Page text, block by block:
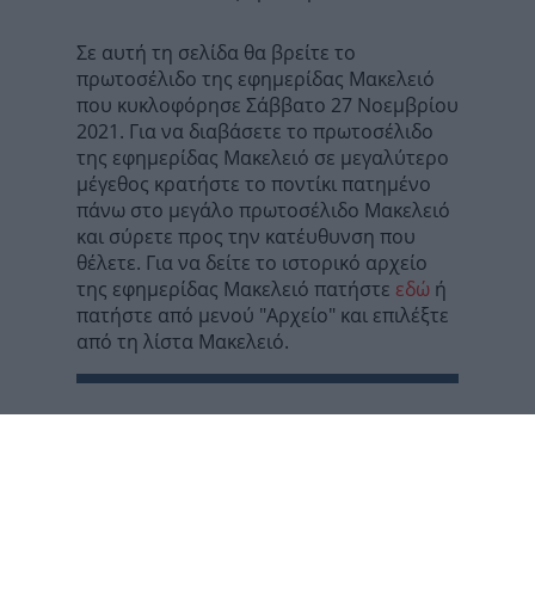
Σε αυτή τη σελίδα θα βρείτε το
πρωτοσέλιδο της εφημερίδας Μακελειό
που κυκλοφόρησε Σάββατο 27 Νοεμβρίου
2021. Για να διαβάσετε το πρωτοσέλιδο
της εφημερίδας Μακελειό σε μεγαλύτερο
μέγεθος κρατήστε το ποντίκι πατημένο
πάνω στο μεγάλο πρωτοσέλιδο Μακελειό
και σύρετε προς την κατέυθυνση που
θέλετε. Για να δείτε το ιστορικό αρχείο
της εφημερίδας Μακελειό πατήστε εδώ ή
πατήστε από μενού "Αρχείο" και επιλέξτε
από τη λίστα Μακελειό.